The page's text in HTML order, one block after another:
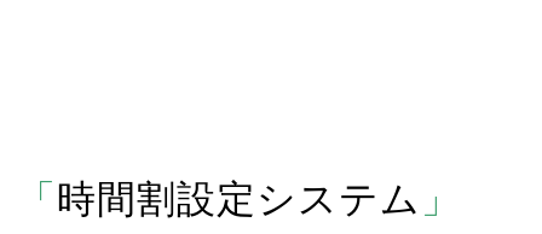
「 時間割設定システム 」